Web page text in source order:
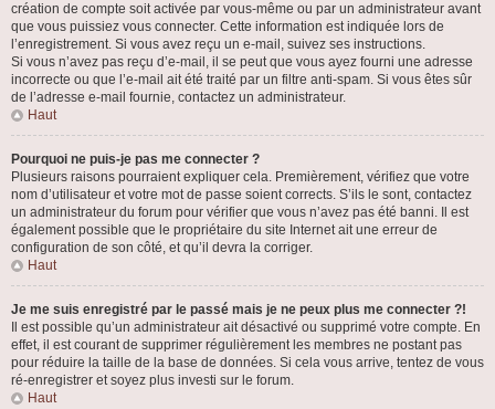
création de compte soit activée par vous-même ou par un administrateur avant
que vous puissiez vous connecter. Cette information est indiquée lors de
l’enregistrement. Si vous avez reçu un e-mail, suivez ses instructions.
Si vous n’avez pas reçu d’e-mail, il se peut que vous ayez fourni une adresse
incorrecte ou que l’e-mail ait été traité par un filtre anti-spam. Si vous êtes sûr
de l’adresse e-mail fournie, contactez un administrateur.
Haut
Pourquoi ne puis-je pas me connecter ?
Plusieurs raisons pourraient expliquer cela. Premièrement, vérifiez que votre
nom d’utilisateur et votre mot de passe soient corrects. S’ils le sont, contactez
un administrateur du forum pour vérifier que vous n’avez pas été banni. Il est
également possible que le propriétaire du site Internet ait une erreur de
configuration de son côté, et qu’il devra la corriger.
Haut
Je me suis enregistré par le passé mais je ne peux plus me connecter ?!
Il est possible qu’un administrateur ait désactivé ou supprimé votre compte. En
effet, il est courant de supprimer régulièrement les membres ne postant pas
pour réduire la taille de la base de données. Si cela vous arrive, tentez de vous
ré-enregistrer et soyez plus investi sur le forum.
Haut